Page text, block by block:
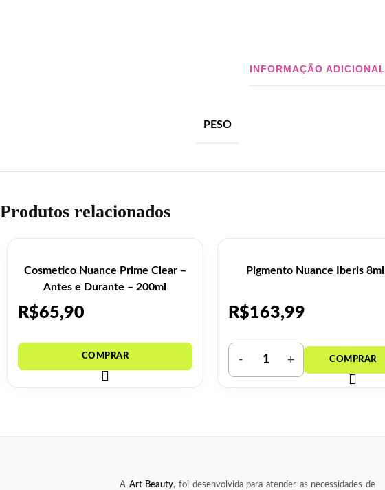
INFORMAÇÃO ADICIONAL
PESO
Produtos relacionados
Cosmetico Nuance Prime Clear –
Antes e Durante – 200ml
R$65,90
Pigmento Nuance Iberis 8ml
R$163,99
A Art Beauty, foi desenvolvida para atender as necessidades de